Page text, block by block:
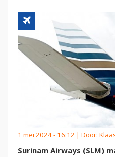
1 mei 2024 - 16:12 | Door:
Surinam Airways (SLM)